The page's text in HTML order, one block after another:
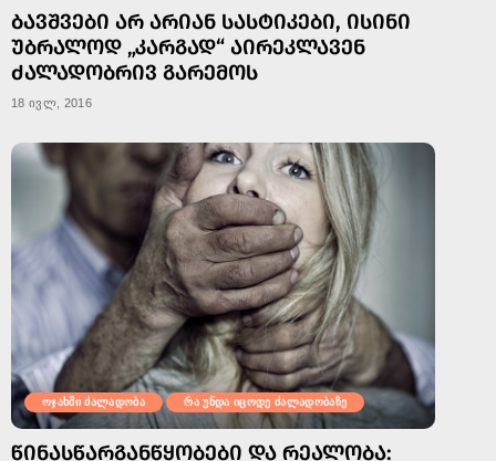
ᲑᲐᲕᲨᲕᲔᲑᲘ ᲐᲠ ᲐᲠᲘᲐᲜ ᲡᲐᲡᲢᲘᲙᲔᲑᲘ, ᲘᲡᲘᲜᲘ
ᲣᲑᲠᲐᲚᲝᲓ „ᲙᲐᲠᲒᲐᲓ“ ᲐᲘᲠᲔᲙᲚᲐᲕᲔᲜ
ᲫᲐᲚᲐᲓᲝᲑᲠᲘᲕ ᲒᲐᲠᲔᲛᲝᲡ
18 ივლ, 2016
ოჯახში ძალადობა რა უნდა იცოდე ძალადობაზე
ᲬᲘᲜᲐᲡᲬᲐᲠᲒᲐᲜᲬᲧᲝᲑᲔᲑᲘ ᲓᲐ ᲠᲔᲐᲚᲝᲑᲐ: